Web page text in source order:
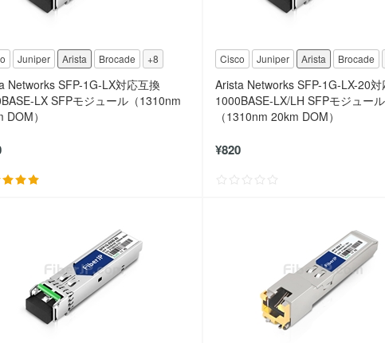
Juniper Arista Brocade +8
Networks SFP-1G-LX対応互換
LX SFPモジュール（1310nm
DOM）
Cisco Juniper Arista Brocade
Arista Networks SFP-1G-LX-20対
1000BASE-LX/LH SFPモジュール
（1310nm 20km DOM）
¥820